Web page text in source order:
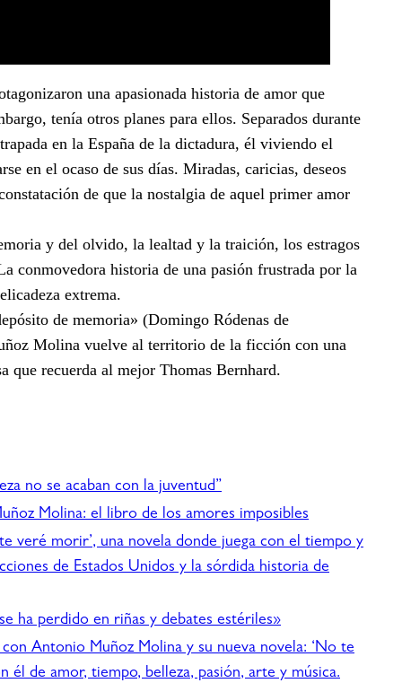
una apasionada historia de amor que
tenía otros planes para ellos. Separados durante
en la España de la dictadura, él viviendo el
en el ocaso de sus días. Miradas, caricias, deseos
de que la nostalgia de aquel primer amor
y del olvido, la lealtad y la traición, los estragos
conmovedora historia de una pasión frustrada por la
extrema.
de memoria» (Domingo Ródenas de
Molina vuelve al territorio de la ficción con una
que recuerda al mejor Thomas Bernhard.
no se acaban con la juventud”
Molina: el libro de los amores imposibles
veré morir’, una novela donde juega con el tiempo y
de Estados Unidos y la sórdida historia de
ha perdido en riñas y debates estériles»
Antonio Muñoz Molina y su nueva novela: ‘No te
él de amor, tiempo, belleza, pasión, arte y música.